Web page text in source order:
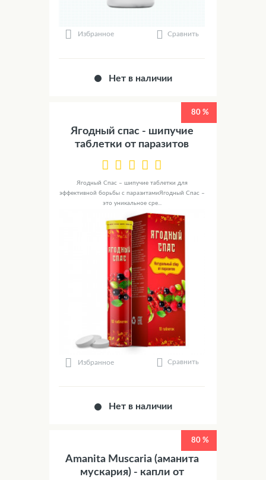
Избранное Сравнить
Нет в наличии
80 %
Ягодный спас - шипучие
таблетки от паразитов
Ягодный Спас – шипучие таблетки для
эффективной борьбы с паразитамиЯгодный Спас –
это уникальное сре...
Избранное Сравнить
Нет в наличии
80 %
Amanita Muscaria (аманита
мускария) - капли от